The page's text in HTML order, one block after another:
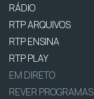
RÁDIO
RTP ARQUIVOS
RTP ENSINA
RTP PLAY
EM DIRETO
REVER PROGRAMAS